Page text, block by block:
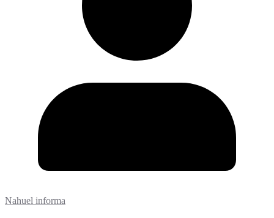
Nahuel informa